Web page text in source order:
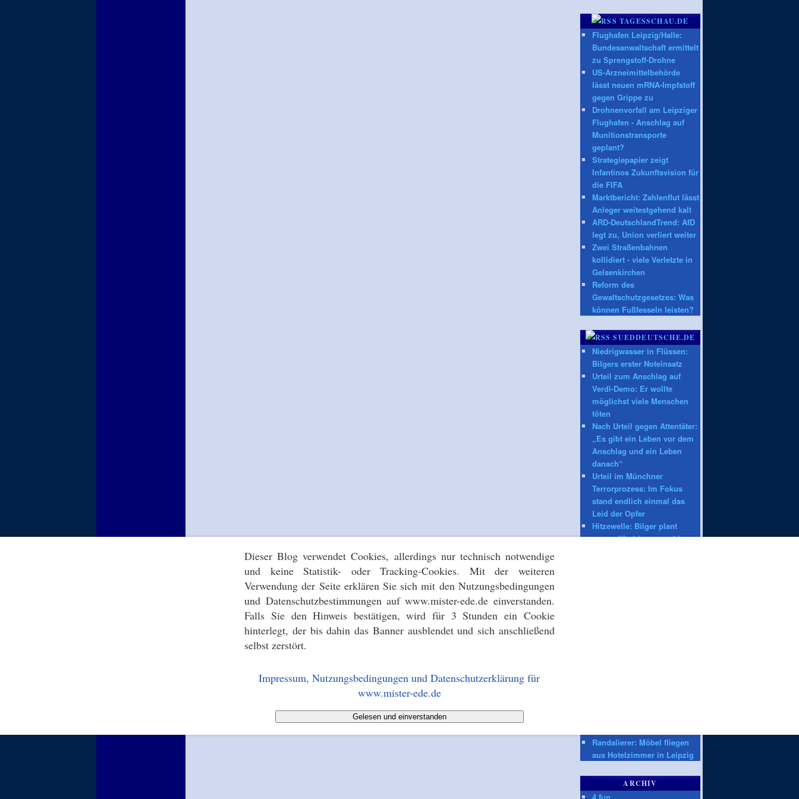
Dieser Blog verwendet Cookies, allerdings nur technisch notwendige
und keine Statistik- oder Tracking-Cookies. Mit der weiteren
Verwendung der Seite erklären Sie sich mit den Nutzungsbedingungen
und Datenschutzbestimmungen auf www.mister-ede.de einverstanden.
Falls Sie den Hinweis bestätigen, wird für 3 Stunden ein Cookie
hinterlegt, der bis dahin das Banner ausblendet und sich anschließend
selbst zerstört.
Impressum, Nutzungsbedingungen und Datenschutzerklärung für
www.mister-ede.de
Gelesen und einverstanden
TAGESSCHAU.DE
Flughafen Leipzig/Halle:
Bundesanwaltschaft ermittelt
zu Sprengstoff-Drohne
US-Arzneimittelbehörde
lässt neuen mRNA-Impfstoff
gegen Grippe zu
Drohnenvorfall am Leipziger
Flughafen - Anschlag auf
Munitionstransporte
geplant?
Strategiepapier zeigt
Infantinos Zukunftsvision für
die FIFA
Marktbericht: Zahlenflut lässt
Anleger weitestgehend kalt
ARD-DeutschlandTrend: AfD
legt zu, Union verliert weiter
Zwei Straßenbahnen
kollidiert - viele Verletzte in
Gelsenkirchen
Reform des
Gewaltschutzgesetzes: Was
können Fußfesseln leisten?
SUEDDEUTSCHE.DE
Niedrigwasser in Flüssen:
Bilgers erster Noteinsatz
Urteil zum Anschlag auf
Verdi-Demo: Er wollte
möglichst viele Menschen
töten
Nach Urteil gegen Attentäter:
„Es gibt ein Leben vor dem
Anschlag und ein Leben
danach“
Urteil im Münchner
Terrorprozess: Im Fokus
stand endlich einmal das
Leid der Opfer
Hitzewelle: Bilger plant
wegen Niedrigwasser Lkw-
Randalierer: Möbel fliegen
aus Hotelzimmer in Leipzig
ARCHIV
4 fun